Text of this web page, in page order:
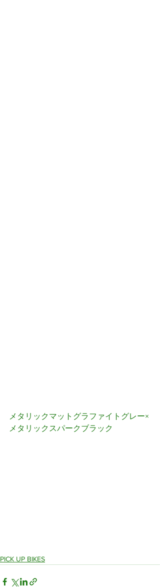
メタリックマットグラファイトグレー×
メタリックスパークブラック
PICK UP BIKES